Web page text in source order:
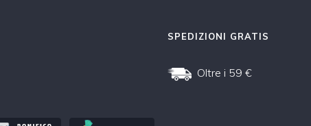
SPEDIZIONI GRATIS
Oltre i 59 €